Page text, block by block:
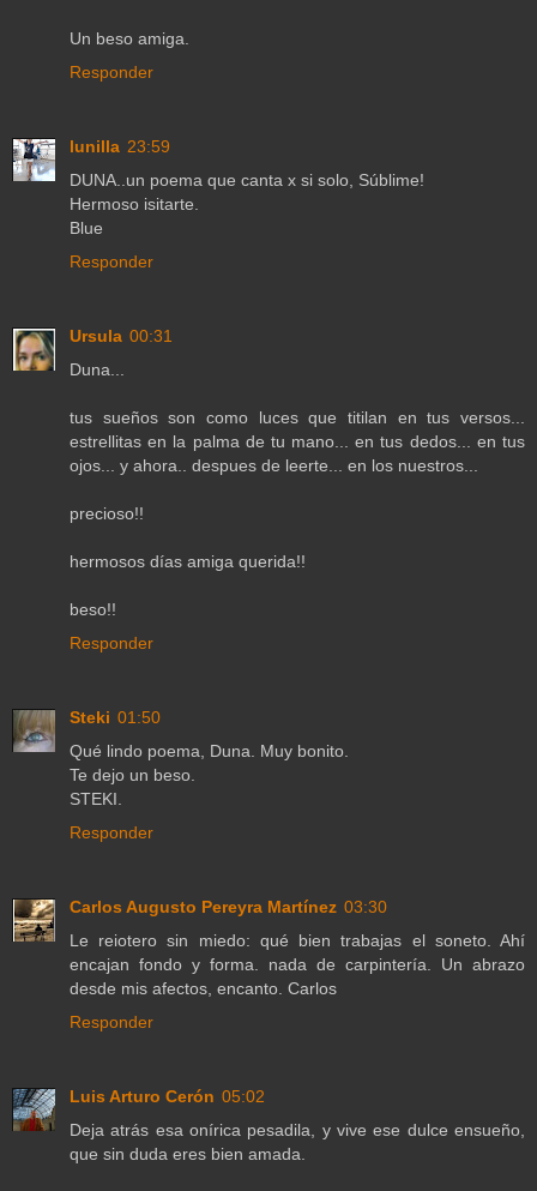
Un beso amiga.
Responder
lunilla 23:59
DUNA..un poema que canta x si solo, Súblime!
Hermoso isitarte.
Blue
Responder
Ursula 00:31
Duna...
tus sueños son como luces que titilan en tus versos...
estrellitas en la palma de tu mano... en tus dedos... en tus
ojos... y ahora.. despues de leerte... en los nuestros...
precioso!!
hermosos días amiga querida!!
beso!!
Responder
Steki 01:50
Qué lindo poema, Duna. Muy bonito.
Te dejo un beso.
STEKI.
Responder
Carlos Augusto Pereyra Martínez 03:30
Le reiotero sin miedo: qué bien trabajas el soneto. Ahí
encajan fondo y forma. nada de carpintería. Un abrazo
desde mis afectos, encanto. Carlos
Responder
Luis Arturo Cerón 05:02
Deja atrás esa onírica pesadila, y vive ese dulce ensueño,
que sin duda eres bien amada.